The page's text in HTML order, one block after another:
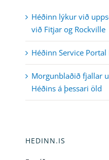
Héðinn lýkur við
við Fitjar og Rockville
Héðinn Service
Morgunblaðið fjallar
Héðins á þessari öld
HEDINN.IS